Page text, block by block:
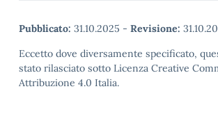
Pubblicato: 31.10.2025 - Revisione:
Eccetto dove diversamente specificato,
stato rilasciato sotto Licenza Creative
Attribuzione 4.0 Italia.